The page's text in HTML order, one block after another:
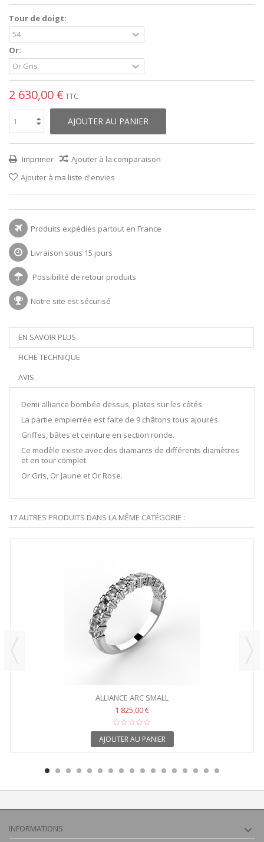
Tour de doigt:
Or:
2 630,00 € TTC
AJOUTER AU PANIER
Imprimer
Ajouter à la comparaison
Ajouter à ma liste d'envies
Produits expédiés partout en France
Livraison sous 15 jours
Possibilité de retour produits
Notre site est sécurisé
EN SAVOIR PLUS
FICHE TECHNIQUE
AVIS
Demi alliance bombée dessus, plates sur les côtés.
La partie empierrée est faite de 9 châtons tous ajourés.
Griffes, bâtes et ceinture en section ronde.
Ce modèle existe avec des diamants de différents diamètres
et en tour complet.
Or Gris, Or Jaune et Or Rose.
17 AUTRES PRODUITS DANS LA MÊME CATÉGORIE :
ALLIANCE ARC SMALL
1 825,00 €
AJOUTER AU PANIER
INFORMATIONS